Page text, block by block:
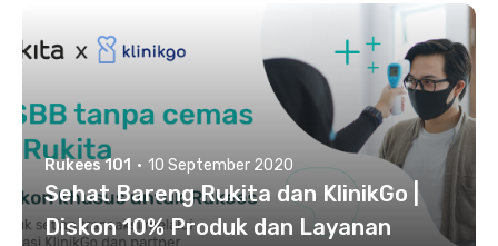
Rukees 101 · 10 September 2020
Sehat Bareng Rukita dan KlinikGo |
Diskon 10% Produk dan Layanan